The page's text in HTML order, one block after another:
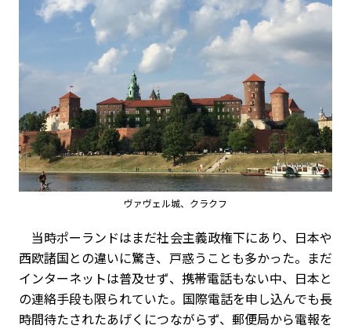
ヴァヴェル城、クラクフ
当時ポーランドはまだ社会主義政権下にあり、日本や
西欧諸国との違いに驚き、戸惑うことも多かった。まだ
インターネットは普及せず、携帯電話もない中、日本と
の連絡手段も限られていた。国際電話を申し込んでも長
時間待たされたあげくにつながらず、郵便局から電報を